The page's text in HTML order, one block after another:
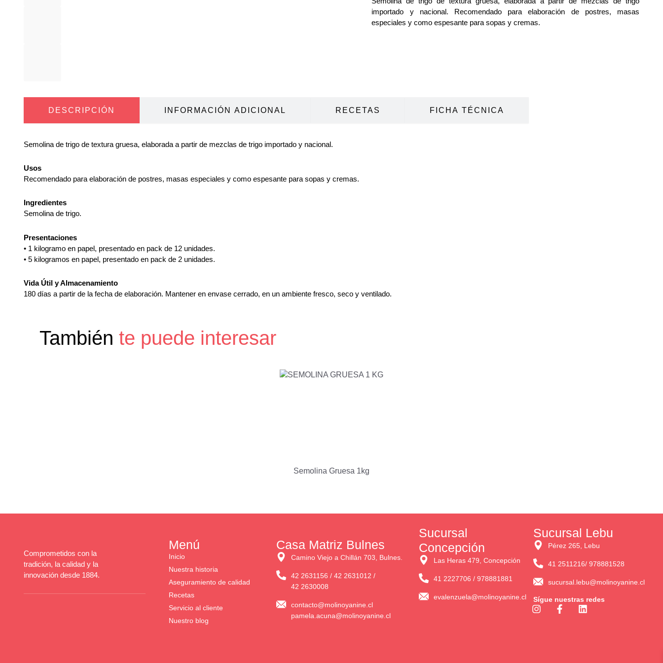
importado y nacional. Recomendado para elaboración de postres, masas
especiales y como espesante para sopas y cremas.
DESCRIPCIÓN INFORMACIÓN ADICIONAL RECETAS FICHA TÉCNICA
Semolina de trigo de textura gruesa, elaborada a partir de mezclas de trigo importado y nacional.
Usos
Recomendado para elaboración de postres, masas especiales y como espesante para sopas y cremas.
Ingredientes
Semolina de trigo.
Presentaciones
• 1 kilogramo en papel, presentado en pack de 12 unidades.
• 5 kilogramos en papel, presentado en pack de 2 unidades.
Vida Útil y Almacenamiento
180 días a partir de la fecha de elaboración. Mantener en envase cerrado, en un ambiente fresco, seco y ventilado.
También te puede interesar
Semolina Gruesa 1kg
Comprometidos con la
tradición, la calidad y la
innovación desde 1884.
Menú
Inicio
Nuestra historia
Aseguramiento de calidad
Recetas
Servicio al cliente
Nuestro blog
Casa Matriz Bulnes
Camino Viejo a Chillán 703, Bulnes.
42 2631156 / 42 2631012 /
42 2630008
contacto@molinoyanine.cl
pamela.acuna@molinoyanine.cl
Sucursal
Concepción
Las Heras 479, Concepción
41 2227706 / 978881881
evalenzuela@molinoyanine.cl
Sucursal Lebu
Pérez 265, Lebu
41 2511216/ 978881528
sucursal.lebu@molinoyanine.cl
Sígue nuestras redes
I
n
F
a
L
i